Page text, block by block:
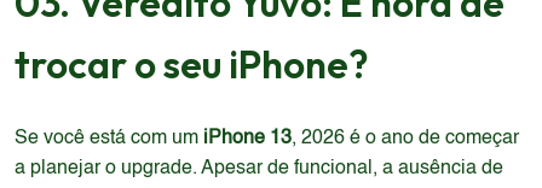
trocar o seu iPhone?
Se você está com um iPhone 13, 2026 é o ano de começar
a planejar o upgrade. Apesar de funcional, a ausência de